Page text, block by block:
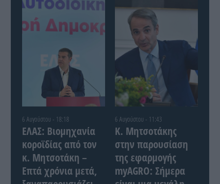
6 Αυγούστου - 18:18
ΕΛΑΣ: Βιομηχανία
κοροϊδίας από τον
κ. Μητσοτάκη –
Επτά χρόνια μετά,
6 Αυγούστου - 11:43
Κ. Μητσοτάκης
στην παρουσίαση
της εφαρμογής
myAGRO: Σήμερα